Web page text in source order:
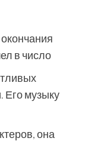
в число
Его музыку
она